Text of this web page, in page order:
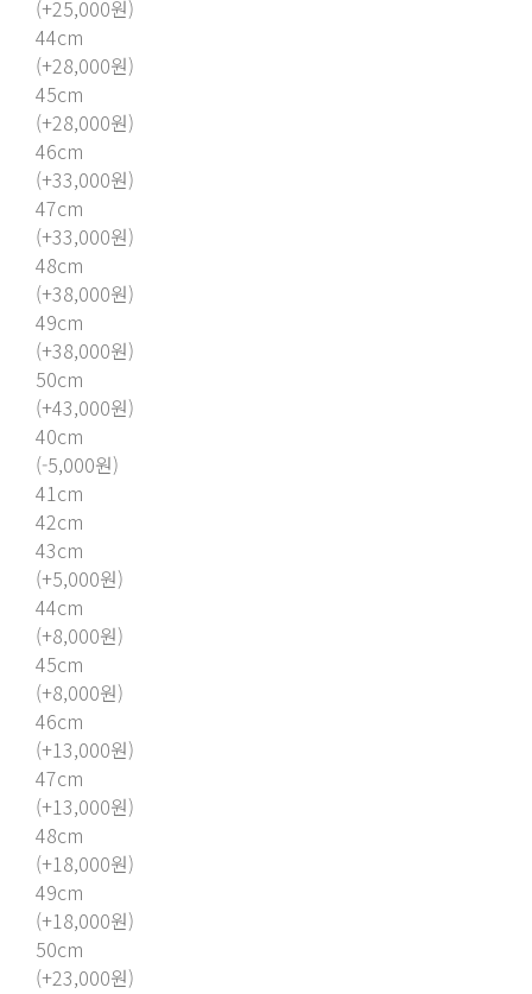
(+25,000원)
44cm
(+28,000원)
45cm
(+28,000원)
46cm
(+33,000원)
47cm
(+33,000원)
48cm
(+38,000원)
49cm
(+38,000원)
50cm
(+43,000원)
40cm
(-5,000원)
41cm
42cm
43cm
(+5,000원)
44cm
(+8,000원)
45cm
(+8,000원)
46cm
(+13,000원)
47cm
(+13,000원)
48cm
(+18,000원)
49cm
(+18,000원)
50cm
(+23,000원)